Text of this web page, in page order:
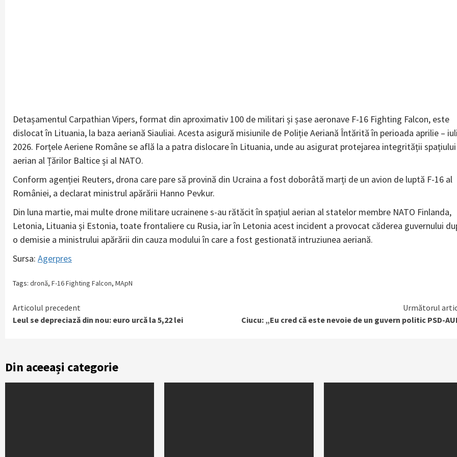
Detașamentul Carpathian Vipers, format din aproximativ 100 de militari și șase aeronave F-16 Fighting Falcon, este
dislocat în Lituania, la baza aeriană Siauliai. Acesta asigură misiunile de Poliție Aeriană Întărită în perioada aprilie –
2026. Forțele Aeriene Române se află la a patra dislocare în Lituania, unde au asigurat protejarea integrității spațiului
aerian al Țărilor Baltice și al NATO.
Conform agenției Reuters, drona care pare să provină din Ucraina a fost doborâtă marți de un avion de luptă F-16 al
României, a declarat ministrul apărării Hanno Pevkur.
Din luna martie, mai multe drone militare ucrainene s-au rătăcit în spațiul aerian al statelor membre NATO Finlanda,
Letonia, Lituania și Estonia, toate frontaliere cu Rusia, iar în Letonia acest incident a provocat căderea guvernului
o demisie a ministrului apărării din cauza modului în care a fost gestionată intruziunea aeriană.
Sursa: Agerpres
Tags: dronă, F-16 Fighting Falcon, MApN
Continue
Reading
Articolul precedent
Leul se depreciază din nou: euro urcă la 5,22 lei
Următorul
Ciucu: „Eu cred că este nevoie de un guvern politic PSD-
Din aceeași categorie